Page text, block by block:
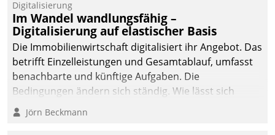
Digitalisierung
Im Wandel wandlungsfähig –
Digitalisierung auf elastischer Basis
Die Immobilienwirtschaft digitalisiert ihr Angebot. Das
betrifft Einzelleistungen und Gesamtablauf, umfasst
benachbarte und künftige Aufgaben. Die
Bedingungen ändern sich ständig. Wie lässt sich
technisch die Kontrolle wahren und zugleich Freiraum
fürs Wachsen öffnen?
Jörn Beckmann